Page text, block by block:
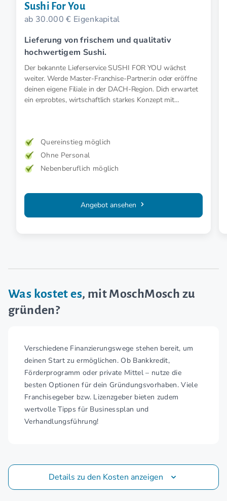
Sushi For You
ab 30.000 € Eigenkapital
Lieferung von frischem und qualitativ
hochwertigem Sushi.
Der bekannte Lieferservice SUSHI FOR YOU wächst
weiter. Werde Master-Franchise-Partner:in oder eröffne
deinen eigene Filiale in der DACH-Region. Dich erwartet
ein erprobtes, wirtschaftlich starkes Konzept mit
Quereinstieg möglich
Ohne Personal
Nebenberuflich möglich
Angebot ansehen
Was kostet es, mit MoschMosch zu
gründen?
Verschiedene Finanzierungswege stehen bereit, um
deinen Start zu ermöglichen. Ob Bankkredit,
Förderprogramm oder private Mittel – nutze die
besten Optionen für dein Gründungsvorhaben. Viele
Franchisegeber bzw. Lizenzgeber bieten zudem
wertvolle Tipps für Businessplan und
Verhandlungsführung!
Details zu den Kosten anzeigen